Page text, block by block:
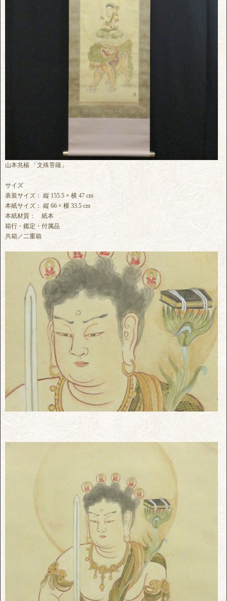
山本兆楊 「文殊菩薩」
サイズ
表装サイズ： 縦 155.5 × 横 47 cm
本紙サイズ： 縦 66 × 横 33.5 cm
本紙材質： 紙本
箱行・鑑定・付属品
共箱／二重箱